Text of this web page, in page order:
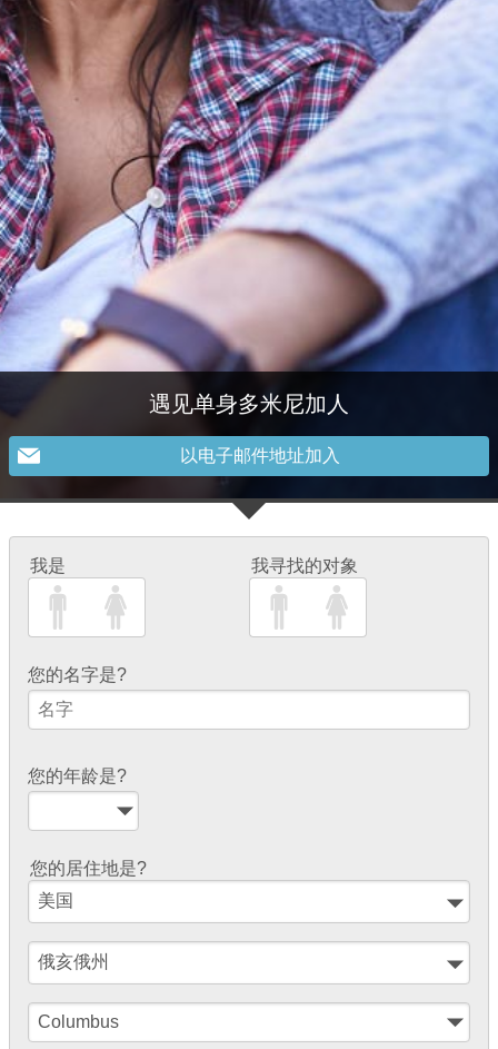
遇见单身多米尼加人
以电子邮件地址加入
我是 我寻找的对象
您的名字是?
您的年龄是?
您的居住地是?